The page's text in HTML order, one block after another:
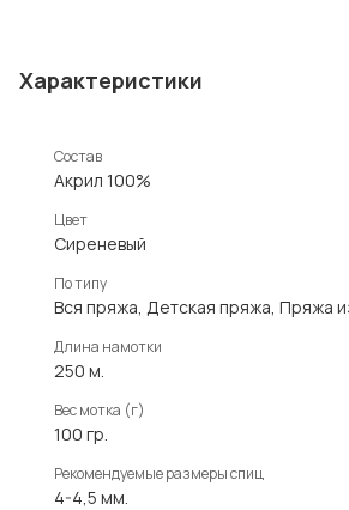
Характеристики
Состав
Акрил 100%
Цвет
Сиреневый
По типу
Вся пряжа, Детская пряжа, Пряжа
Длина намотки
250 м.
Вес мотка (г)
100 гр.
Рекомендуемые размеры спиц
4-4,5 мм.